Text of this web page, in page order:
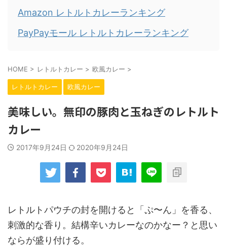
Amazon レトルトカレーランキング
PayPayモール レトルトカレーランキング
HOME > レトルトカレー > 欧風カレー >
レトルトカレー 欧風カレー
美味しい。無印の豚肉と玉ねぎのレトルト
カレー
2017年9月24日 2020年9月24日
レトルトパウチの封を開けると「ぷ〜ん」を香る、
刺激的な香り。結構辛いカレーなのかなー？と思い
ならが盛り付ける。